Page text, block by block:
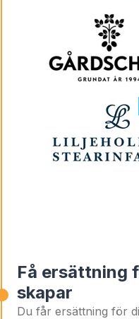
Få ersättning
skapar
Du får ersättning för